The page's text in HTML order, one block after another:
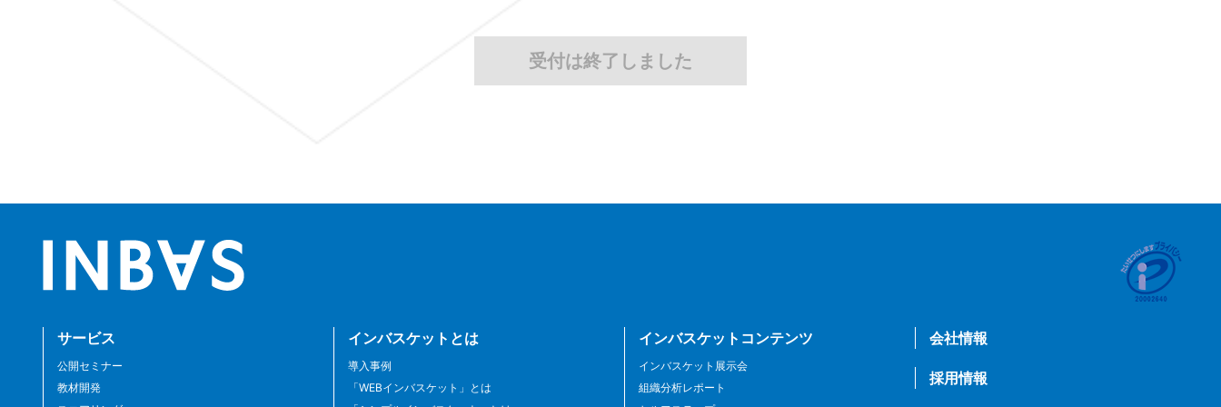
受付は終了しました
サービス
公開セミナー
教材開発
インバスケットとは
導入事例
「WEBインバスケット」とは
インバスケットコンテンツ
インバスケット展示会
組織分析レポート
会社情報
採用情報